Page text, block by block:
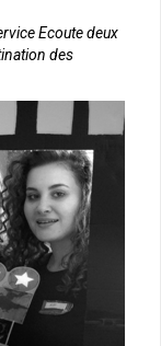
Ecoute deux
des